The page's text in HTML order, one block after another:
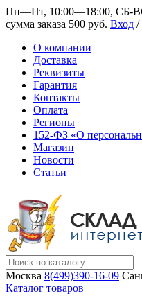
Пн—Пт, 10:00—18:00, СБ-
сумма заказа 500 руб. Вход /
О компании
Доставка
Реквизиты
Гарантия
Контакты
Оплата
Регионы
152-ФЗ «О
Магазин
Новости
Статьи
Москва 8(499)390-16-09
Каталог товаров